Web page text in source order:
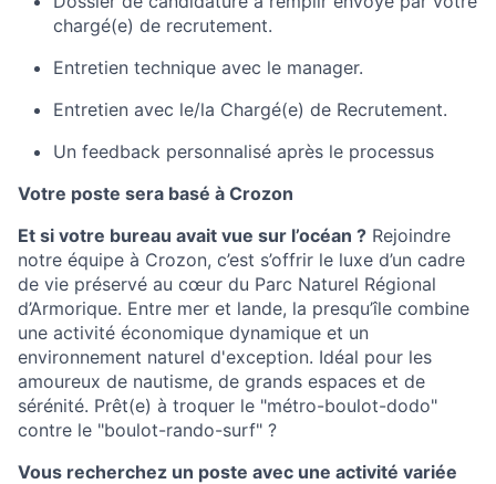
chargé(e) de recrutement.
Entretien technique avec le manager.
Entretien avec le/la Chargé(e) de Recrutement.
Un feedback personnalisé après le processus
Votre poste sera basé à Crozon
Et si votre bureau avait vue sur l’océan ? Rejoindre
notre équipe à Crozon, c’est s’offrir le luxe d’un cadre
de vie préservé au cœur du Parc Naturel Régional
d’Armorique. Entre mer et lande, la presqu’île combine
une activité économique dynamique et un
environnement naturel d'exception. Idéal pour les
amoureux de nautisme, de grands espaces et de
sérénité. Prêt(e) à troquer le "métro-boulot-dodo"
contre le "boulot-rando-surf" ?
Vous recherchez un poste avec une activité variée